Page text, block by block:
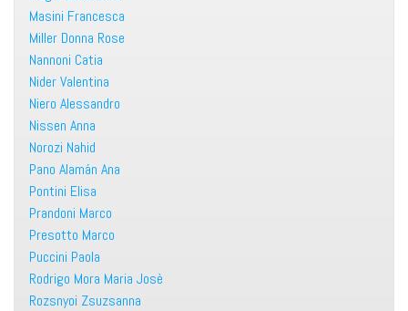
Masini Francesca
Miller Donna Rose
Nannoni Catia
Nider Valentina
Niero Alessandro
Nissen Anna
Norozi Nahid
Pano Alamán Ana
Pontini Elisa
Prandoni Marco
Presotto Marco
Puccini Paola
Rodrigo Mora Maria Josè
Rozsnyoi Zsuzsanna